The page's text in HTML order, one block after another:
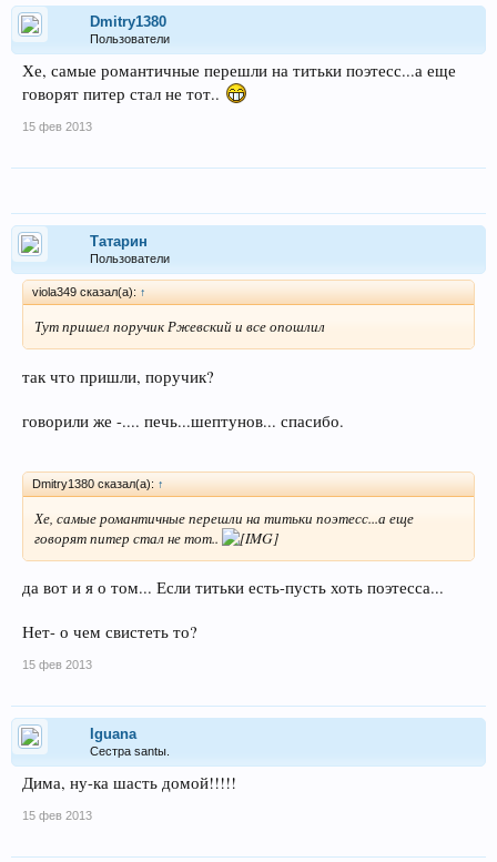
Dmitry1380
Пользователи
Хе, самые романтичные перешли на титьки поэтесс...а еще
говорят питер стал не тот..
15 фев 2013
Татарин
Пользователи
viola349 сказал(а): ↑
Тут пришел поручик Ржевский и все опошлил
так что пришли, поручик?
говорили же -.... печь...шептунов... спасибо.
Dmitry1380 сказал(а): ↑
Хе, самые романтичные перешли на титьки поэтесс...а еще
говорят питер стал не тот..
да вот и я о том... Если титьки есть-пусть хоть поэтесса...
Нет- о чем свистеть то?
15 фев 2013
Iguana
Сестра santы.
Дима, ну-ка шасть домой!!!!!
15 фев 2013